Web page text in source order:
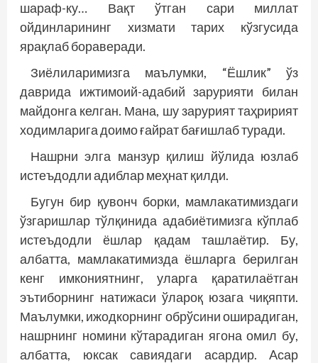
шараф-ку… Вақт ўтган сари миллат
ойдинларининг хизмати тарих кўзгусида
ярақлаб бораверади.
Зиёлиларимизга маълумки, “Ёшлик” ўз
даврида ижтимоий-адабий зарурияти билан
майдонга келган. Мана, шу зарурият таҳририят
ходимларига доимо ғайрат бағишлаб туради.
Нашрни элга манзур қилиш йўлида юзлаб
истеъдодли адиблар меҳнат қилди.
Бугун бир қувонч борки, мамлакатимиздаги
ўзгаришлар тўлқинида адабиётимизга кўплаб
истеъдодли ёшлар қадам ташлаётир. Бу,
албатта, мамлакатимизда ёшларга берилган
кенг имкониятнинг, уларга қаратилаётган
эътиборнинг натижаси ўлароқ юзага чиқяпти.
Маълумки, ижодкорнинг обрўсини оширадиган,
нашрнинг номини кўтарадиган ягона омил бу,
албатта, юксак савиядаги асардир. Aсар